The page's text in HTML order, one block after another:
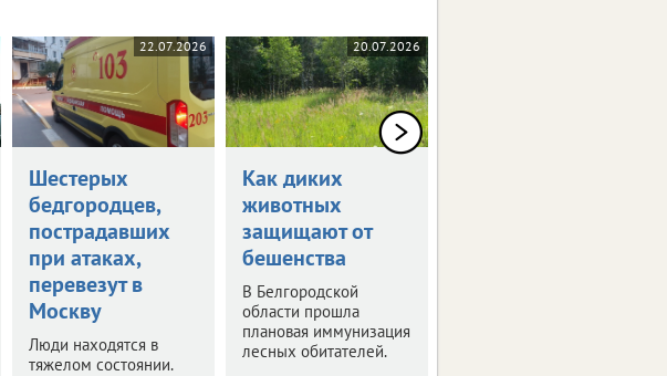
22.07.2026
Шестерых
бедгородцев,
пострадавших
при атаках,
перевезут в
Москву
Люди находятся в
тяжелом состоянии.
20.07.2026
Как диких
животных
защищают от
бешенства
В Белгородской
области прошла
плановая иммунизация
лесных обитателей.